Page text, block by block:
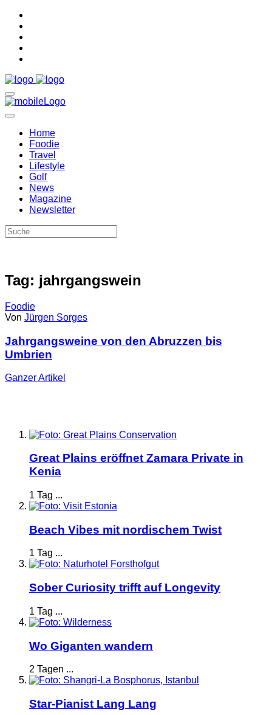
Home
Foodie
Travel
Lifestyle
Golf
News
Magazine
Newsletter
Tag: jahrgangswein
Foodie
Von Jürgen Sorges
Jahrgangsweine von den Abruzzen bis
Umbrien
GanzerArtikel
Great Plains eröffnet Zamara Private in
Kenia
1 Tag ...
Beach Vibes mit nordischem Twist
1 Tag ...
Sober Curiosity trifft auf Longevity
1 Tag ...
Wo Giganten wandern
2 Tagen ...
Star-Pianist Lang Lang